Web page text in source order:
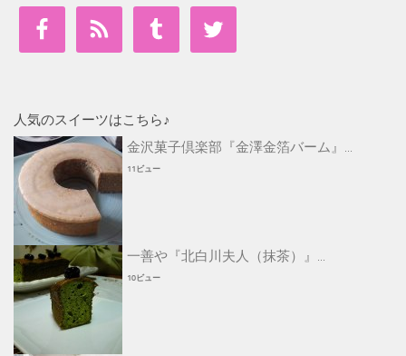
人気のスイーツはこちら♪
金沢菓子倶楽部『金澤金箔バーム』...
11ビュー
一善や『北白川夫人（抹茶）』...
10ビュー